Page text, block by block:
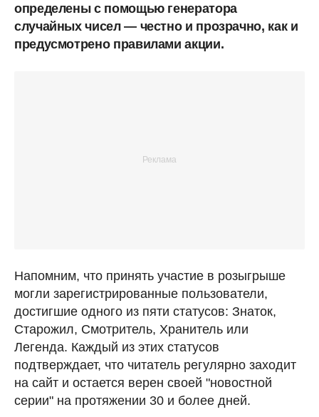
определены с помощью генератора
случайных чисел — честно и прозрачно, как и
предусмотрено правилами акции.
Напомним, что принять участие в розыгрыше
могли зарегистрированные пользователи,
достигшие одного из пяти статусов: Знаток,
Старожил, Смотритель, Хранитель или
Легенда. Каждый из этих статусов
подтверждает, что читатель регулярно заходит
на сайт и остается верен своей "новостной
серии" на протяжении 30 и более дней.